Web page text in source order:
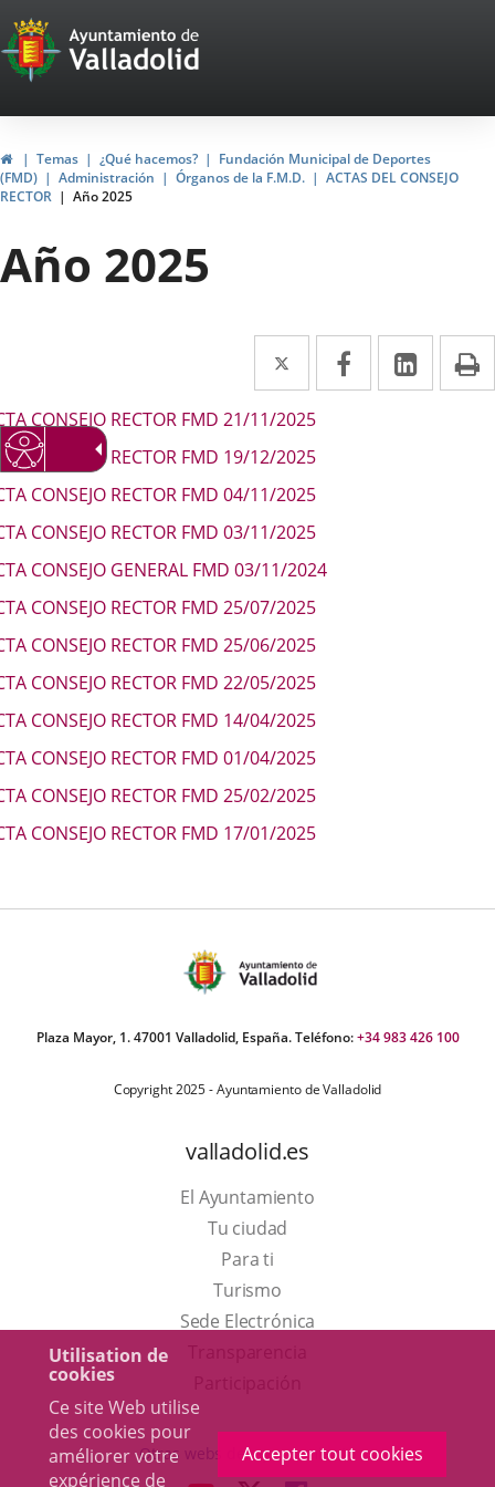
Utilisation de
cookies
Ce site Web utilise
des cookies pour
améliorer votre
expérience de
Accepter tout cookies
Portal
Web
del
Ayuntamiento
de
Valladolid
InicioTemas ¿Qué hacemos?
Fundación Municipal de Deportes
(FMD)
Administración Órganos de la F.M.D.
ACTAS DEL CONSEJO
RECTOR
Año 2025
Año 2025
Twitter
Enlace
a
una
aplicación
externa.
Facebook
Enlace
a
Enlace
a
CONSEJO RECTOR FMD 21/11/2025
CONSEJO RECTOR FMD 19/12/2025
CONSEJO RECTOR FMD 04/11/2025
CONSEJO RECTOR FMD 03/11/2025
CONSEJO GENERAL FMD 03/11/2024
CONSEJO RECTOR FMD 25/07/2025
CONSEJO RECTOR FMD 25/06/2025
CONSEJO RECTOR FMD 22/05/2025
CONSEJO RECTOR FMD 14/04/2025
CONSEJO RECTOR FMD 01/04/2025
CONSEJO RECTOR FMD 25/02/2025
CONSEJO RECTOR FMD 17/01/2025
Plaza Mayor, 1. 47001 Valladolid, España. Teléfono:+34 983 426 100
Copyright 2025 - Ayuntamiento de Valladolid
valladolid.es
El Ayuntamiento
Tu ciudad
Para ti
TurismoEste
enlace
una
ventana
Sede Electrónica
externa.
Otras webs del ayuntamiento